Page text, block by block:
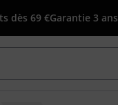
dès 69 €Garantie 3 ans